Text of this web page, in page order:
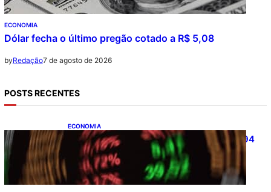
ECONOMIA
Dólar fecha o último pregão cotado a R$ 5,08
byRedação7 de agosto de 2026
POSTS RECENTES
ECONOMIA
Ibovespa fecha último pregão aos 172.494
pontos